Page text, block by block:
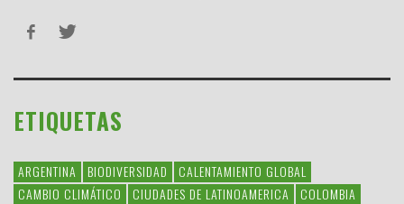
ETIQUETAS
ARGENTINA BIODIVERSIDAD
CALENTAMIENTO GLOBAL
CAMBIO CLIMÁTICO
CIUDADES DE LATINOAMERICA
COLOMBIA